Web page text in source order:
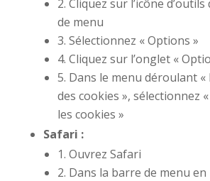
2. Cliquez sur l’icône
de menu
3. Sélectionnez « Options »
4. Cliquez sur l’onglet «
5. Dans le menu déroulant «
des cookies », sélectionnez
les cookies »
Safari :
1. Ouvrez Safari
2. Dans la barre de menu